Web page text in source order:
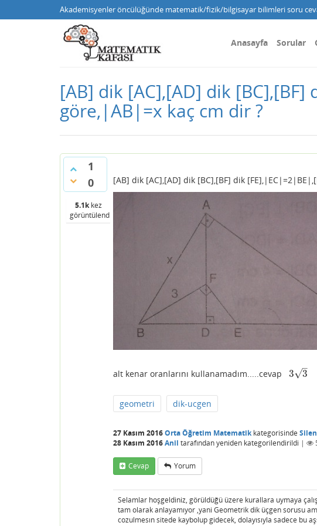
Akademisyenler öncülüğünde matematik/fizik/bilgisayar bilimleri soru
Anasayfa Sorular
[AB] dik [AC],[AD] dik
göre,|AB|=x kaç cm dir ?
1
0
5.1kkez
görüntülendi
[AB] dik [AC],[AD] dik [BC],[BF] dik
alt kenar oranlarını kullanamadım.....cevap 3 3
–
√
33
geometri dik-ucgen
27 Kasım 2016Orta Öğretim Matematikkategorisinde
28 Kasım 2016Anil tarafındanyeniden kategorilendirildi |
Cevap Yorum
Selamlar hoşgeldiniz, görüldüğü üzere kurallara uymaya
tam olarak anlayamıyor ,yani Geometrik dik üçgen sorusu
cozulmesın sitede kaybolup gidecek, dolayısıyla sadece bu